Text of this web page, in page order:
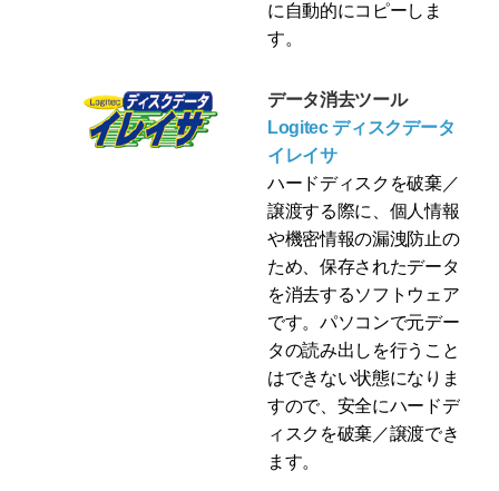
に自動的にコピーしま
す。
データ消去ツール
Logitec ディスクデータ
イレイサ
ハードディスクを破棄／
譲渡する際に、個人情報
や機密情報の漏洩防止の
ため、保存されたデータ
を消去するソフトウェア
です。パソコンで元デー
タの読み出しを行うこと
はできない状態になりま
すので、安全にハードデ
ィスクを破棄／譲渡でき
ます。